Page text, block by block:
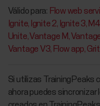
Válido para: Flow web
Ignite Ignite 2 Ignite 3
Unite Vantage M
Vantage V3 Flow app
Si utilizas TrainingPeaks
ahora puedes